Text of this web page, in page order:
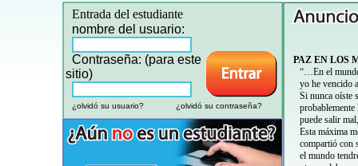
Entrada del estudiante
nombre del usuario:
Contraseña: (para este
sitio)
¿olvidó su usuario? ¿olvidó su contraseña?
PAZ EN LOS
“…En el
yo he vencido
Si nunca oíste
puede salir
Esta máxima
compartió con
el mundo